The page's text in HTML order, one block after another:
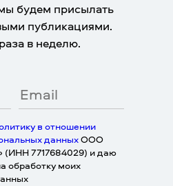
будем присылать
публикациями.
в неделю.
в отношении
данныхООО
(ИНН 7717684029) и даю
обработку моих